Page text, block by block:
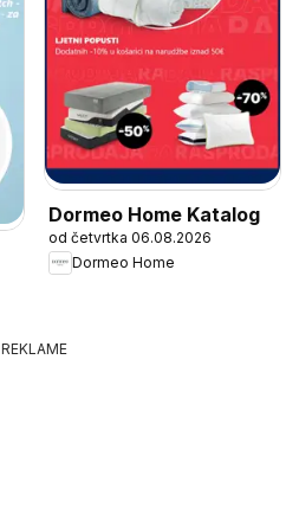
Dormeo Home Katalog
od četvrtka 06.08.2026
Dormeo Home
REKLAME